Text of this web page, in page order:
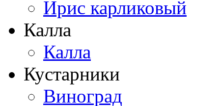
Ирис карликовый
Калла
Калла
Кустарники
Виноград